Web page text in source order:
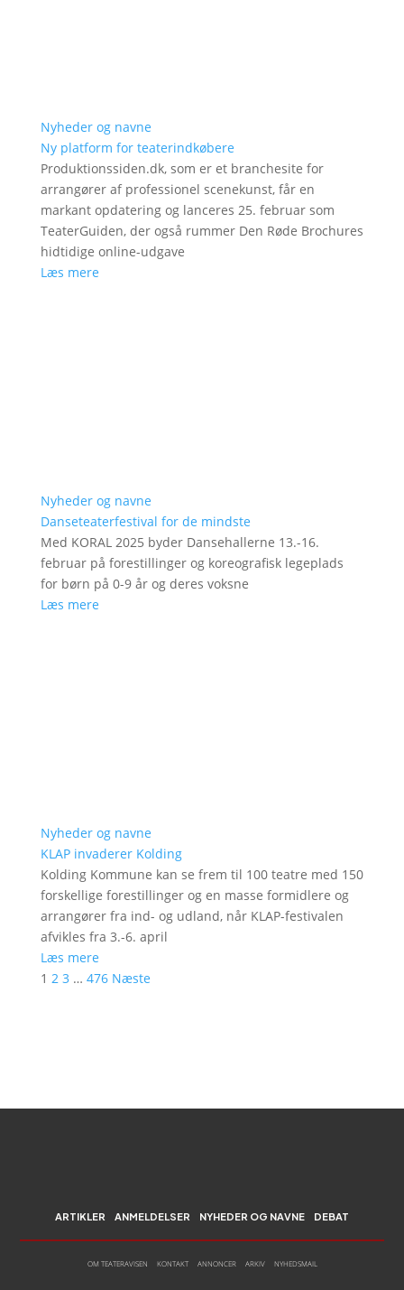
Nyheder og navne
Ny platform for teaterindkøbere
Produktionssiden.dk, som er et branchesite for
arrangører af professionel scenekunst, får en
markant opdatering og lanceres 25. februar som
TeaterGuiden, der også rummer Den Røde Brochures
hidtidige online-udgave
Læs mere
Nyheder og navne
Danseteaterfestival for de mindste
Med KORAL 2025 byder Dansehallerne 13.-16.
februar på forestillinger og koreografisk legeplads
for børn på 0-9 år og deres voksne
Læs mere
Nyheder og navne
KLAP invaderer Kolding
Kolding Kommune kan se frem til 100 teatre med 150
forskellige forestillinger og en masse formidlere og
arrangører fra ind- og udland, når KLAP-festivalen
afvikles fra 3.-6. april
Læs mere
1 2 3 … 476 Næste
ARTIKLER ANMELDELSER NYHEDER OG NAVNE DEBAT
OM TEATERAVISEN KONTAKT ANNONCER ARKIV NYHEDSMAIL